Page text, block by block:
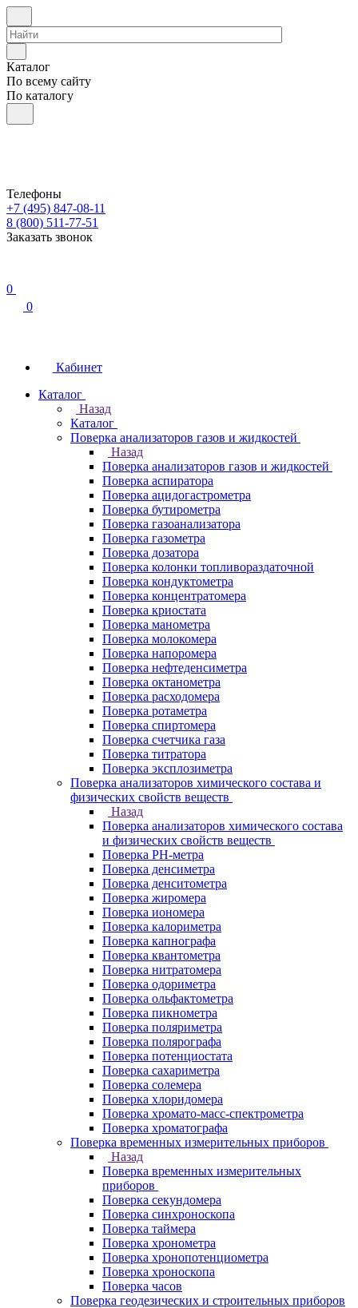
Каталог
По всему сайту
По каталогу
Телефоны
+7 (495) 847-08-11
8 (800) 511-77-51
Заказать звонок
0
0
Кабинет
Каталог
Назад
Каталог
Поверка анализаторов газов и жидкостей
Назад
Поверка анализаторов газов и жидкостей
Поверка аспиратора
Поверка ацидогастрометра
Поверка бутирометра
Поверка газоанализатора
Поверка газометра
Поверка дозатора
Поверка колонки топливораздаточной
Поверка кондуктометра
Поверка концентратомера
Поверка криостата
Поверка манометра
Поверка молокомера
Поверка напоромера
Поверка нефтеденсиметра
Поверка октанометра
Поверка расходомера
Поверка ротаметра
Поверка спиртомера
Поверка счетчика газа
Поверка титратора
Поверка эксплозиметра
Поверка анализаторов химического состава и
физических свойств веществ
Назад
Поверка анализаторов химического состава
и физических свойств веществ
Поверка PH-метра
Поверка денсиметра
Поверка денситометра
Поверка жиромера
Поверка иономера
Поверка калориметра
Поверка капнографа
Поверка квантометра
Поверка нитратомера
Поверка одориметра
Поверка ольфактометра
Поверка пикнометра
Поверка поляриметра
Поверка полярографа
Поверка потенциостата
Поверка сахариметра
Поверка солемера
Поверка хлоридомера
Поверка хромато-масс-спектрометра
Поверка хроматографа
Поверка временных измерительных приборов
Назад
Поверка временных измерительных
приборов
Поверка секундомера
Поверка синхроноскопа
Поверка таймера
Поверка хронометра
Поверка хронопотенциометра
Поверка хроноскопа
Поверка часов
Поверка геодезических и строительных приборов